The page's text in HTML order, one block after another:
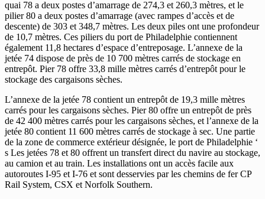
quai 78 a deux postes d’amarrage de 274,3 et 260,3 mètres, et le
pilier 80 a deux postes d’amarrage (avec rampes d’accès et de
descente) de 303 et 348,7 mètres. Les deux piles ont une profondeur
de 10,7 mètres. Ces piliers du port de Philadelphie contiennent
également 11,8 hectares d’espace d’entreposage. L’annexe de la
jetée 74 dispose de près de 10 700 mètres carrés de stockage en
entrepôt. Pier 78 offre 33,8 mille mètres carrés d’entrepôt pour le
stockage des cargaisons sèches.
L’annexe de la jetée 78 contient un entrepôt de 19,3 mille mètres
carrés pour les cargaisons sèches. Pier 80 offre un entrepôt de près
de 42 400 mètres carrés pour les cargaisons sèches, et l’annexe de la
jetée 80 contient 11 600 mètres carrés de stockage à sec. Une partie
de la zone de commerce extérieur désignée, le port de Philadelphie ‘
s Les jetées 78 et 80 offrent un transfert direct du navire au stockage,
au camion et au train. Les installations ont un accès facile aux
autoroutes I-95 et I-76 et sont desservies par les chemins de fer CP
Rail System, CSX et Norfolk Southern.